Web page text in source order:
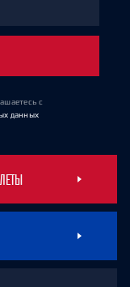
с
данных